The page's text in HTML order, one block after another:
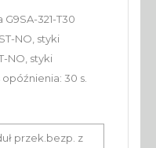
321-T30
NO, styki
NO, styki
30 s.
przek.bezp. z